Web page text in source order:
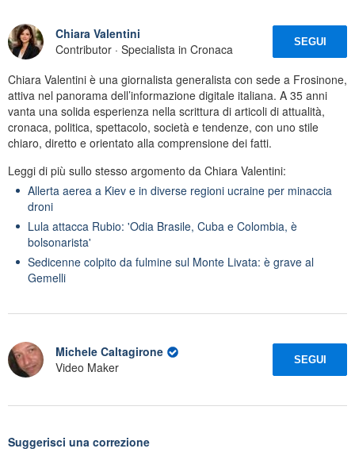
Chiara Valentini
Contributor · Specialista in Cronaca
SEGUI
Chiara Valentini è una giornalista generalista con sede a Frosinone,
attiva nel panorama dell’informazione digitale italiana. A 35 anni
vanta una solida esperienza nella scrittura di articoli di attualità,
cronaca, politica, spettacolo, società e tendenze, con uno stile
chiaro, diretto e orientato alla comprensione dei fatti.
Leggi di più sullo stesso argomento da Chiara Valentini:
Allerta aerea a Kiev e in diverse regioni ucraine per minaccia
droni
Lula attacca Rubio: 'Odia Brasile, Cuba e Colombia, è
bolsonarista'
Sedicenne colpito da fulmine sul Monte Livata: è grave al
Gemelli
Michele Caltagirone
Video Maker
SEGUI
Suggerisci una correzione